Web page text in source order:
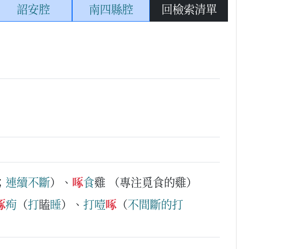
詔安腔 南四縣腔 回檢索清單
連續不斷）、 啄食雞
（專注覓食的雞）
痀 （打瞌睡）、 打噎啄 （不間斷的打